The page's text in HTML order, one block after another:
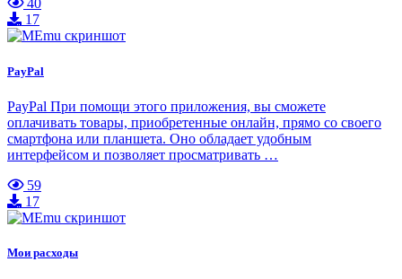
40
17
PayPal
PayPal При помощи этого приложения, вы сможете
оплачивать товары, приобретенные онлайн, прямо со своего
смартфона или планшета. Оно обладает удобным
интерфейсом и позволяет просматривать …
59
17
Мои расходы